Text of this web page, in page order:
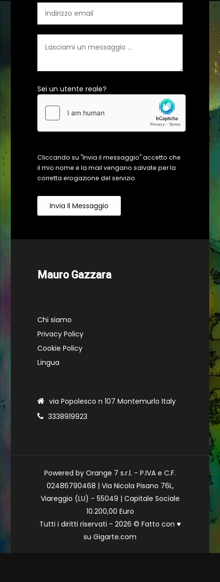
Sei un utente reale?
Cliccando su "Invia il messaggio" accetto che
il mio nome e la mail vengano salvate per la
corretta erogazione del servizio
Invia Il Messaggio
Mauro Gazzara
Chi siamo
Privacy Policy
Cookie Policy
Lingua
via Popolesco n 107 Montemurlo Italy
3338919923
Powered by Orange 7 s.r.l. - P.IVA e C.F.
02486790468 | Via Nicola Pisano 76L,
Viareggio (LU) - 55049 | Capitale Sociale
10.200,00 Euro
Tutti i diritti riservati - 2026 © Fatto con ♥
su Gigarte.com